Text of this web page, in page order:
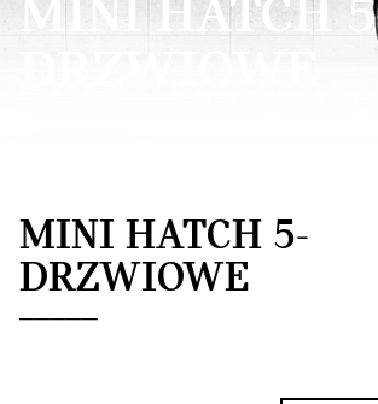
MINI HATCH
MINI HATCH 5-
DRZWIOWE